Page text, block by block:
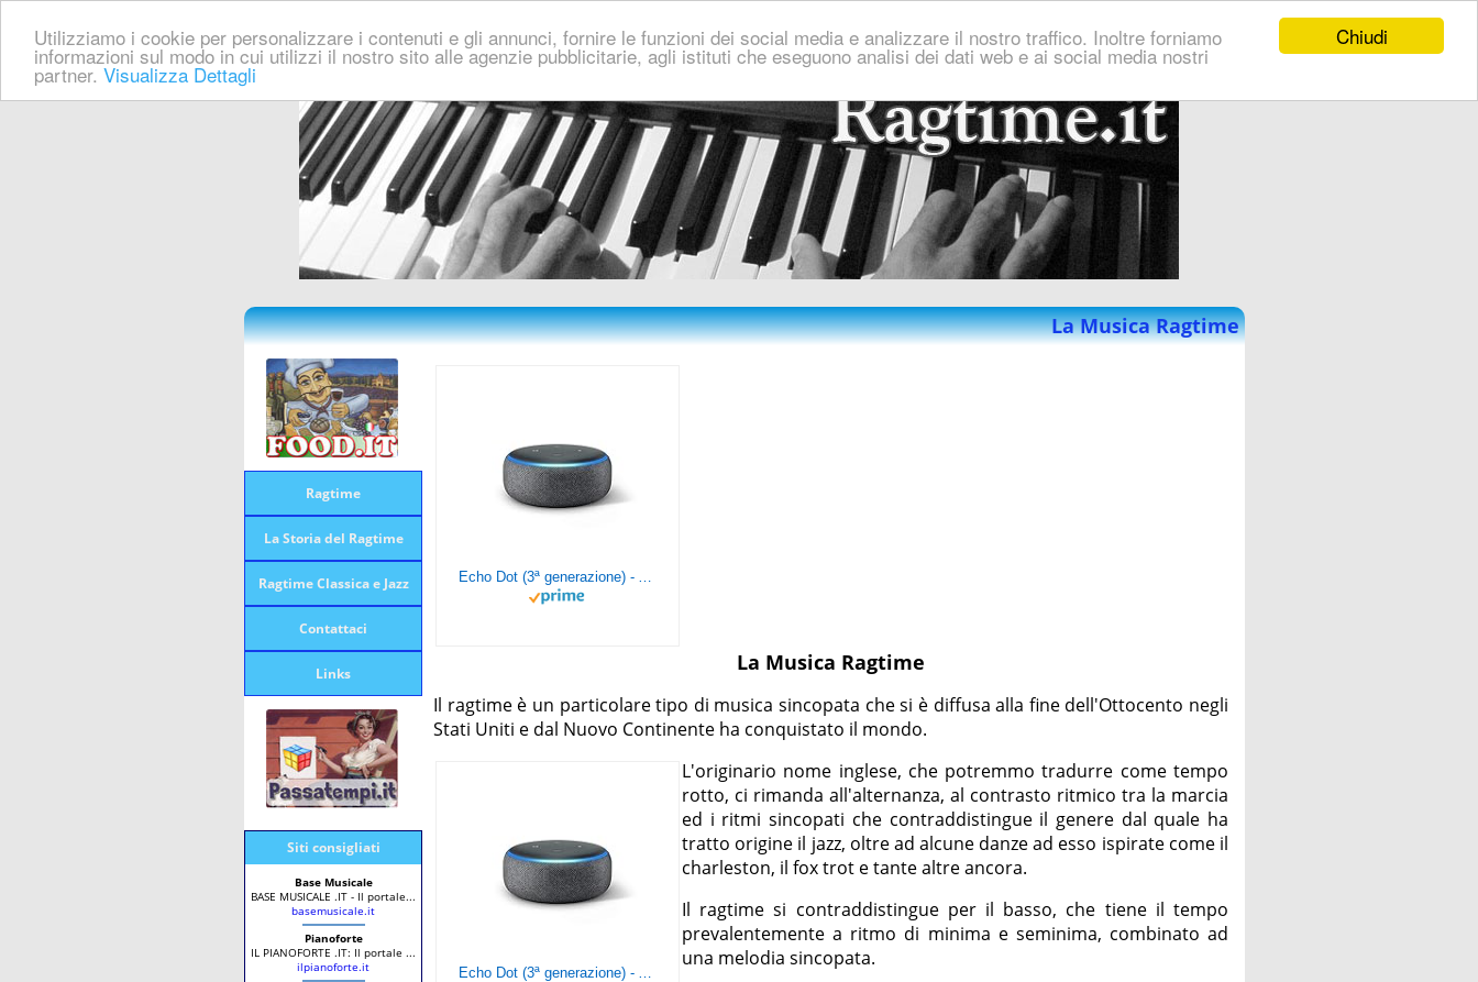
Chiudi
Utilizziamo i cookie per personalizzare i contenuti e gli annunci, fornire le funzioni dei social media e analizzare il nostro traffico. Inoltre forniamo
informazioni sul modo in cui utilizzi il nostro sito alle agenzie pubblicitarie, agli istituti che eseguono analisi dei dati web e ai social media nostri
partner. Visualizza Dettagli
La Musica Ragtime
Ragtime
La Storia del Ragtime
Ragtime Classica e Jazz
Contattaci
Links
Siti consigliati
Base Musicale
BASE MUSICALE .IT - Il portale...
basemusicale.it
Pianoforte
IL PIANOFORTE .IT: Il portale ...
ilpianoforte.it
Echo Dot (3ª generazione) - Altoparlante intelligente con integrazione Alexa - Tessuto antracite
La Musica Ragtime
Il ragtime è un particolare tipo di musica sincopata che si è diffusa alla fine dell'Ottocento negli
Stati Uniti e dal Nuovo Continente ha conquistato il mondo.
Echo Dot (3ª generazione) - Altoparlante intelligente con integrazione Alexa - Tessuto antracite
L'originario nome inglese, che potremmo tradurre come tempo
rotto, ci rimanda all'alternanza, al contrasto ritmico tra la marcia
ed i ritmi sincopati che contraddistingue il genere dal quale ha
tratto origine il jazz, oltre ad alcune danze ad esso ispirate come il
charleston, il fox trot e tante altre ancora.
Il ragtime si contraddistingue per il basso, che tiene il tempo
prevalentemente a ritmo di minima e seminima, combinato ad
una melodia sincopata.